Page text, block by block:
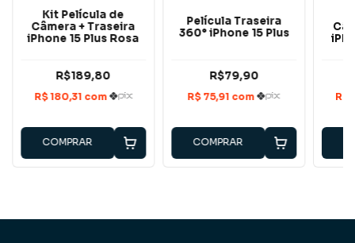
Kit Película de
Câmera + Traseira
iPhone 15 Plus Rosa
R$189,80
COMPRAR
Película Traseira
360° iPhone 15 Plus
R$79,90
COMPRAR